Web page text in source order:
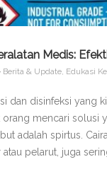
Medis:
Berita & Update, Edukasi
dan disinfeksi yang
mencari solusi
adalah spirtus.
pelarut, juga